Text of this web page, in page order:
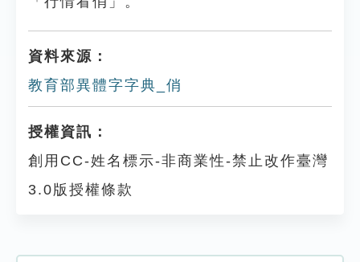
資料來源：
教育部異體字字典_俏
授權資訊：
創用CC-姓名標示-非商業性-禁止改作臺灣
3.0版授權條款